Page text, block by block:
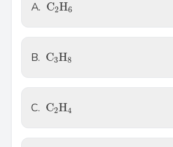
A. C2H6
B. C3H8
C3H
C. C2H4
C2H